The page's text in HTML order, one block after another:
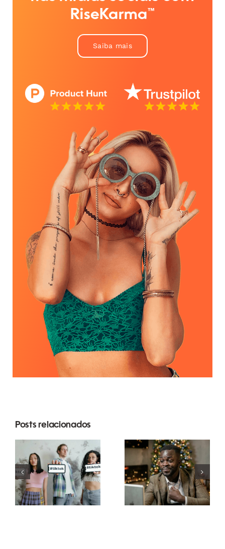
RiseKarma™
Saiba mais
Posts relacionados
Melhores
aplicativos
de edição
de vídeo
para criar
obras-
Como
ocultar
seguidores
no LinkedIn
para manter
a